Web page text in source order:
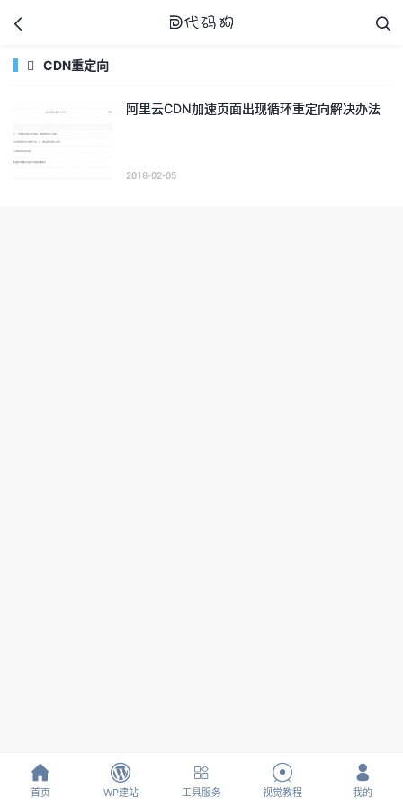

 
 CDN重定向
阿里云CDN加速页面出现循环重定向解决办法
2018-02-05

首页

WP建站

工具服务

视觉教程

我的